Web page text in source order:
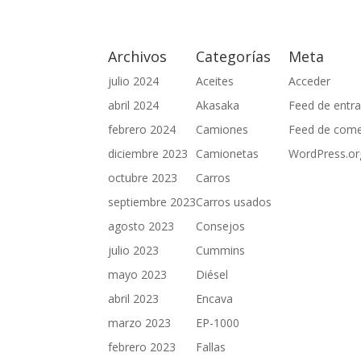
Archivos
julio 2024
abril 2024
febrero 2024
diciembre 2023
octubre 2023
septiembre 2023
agosto 2023
julio 2023
mayo 2023
abril 2023
marzo 2023
febrero 2023
Categorías
Aceites
Akasaka
Camiones
Camionetas
Carros
Carros usados
Consejos
Cummins
Diésel
Encava
EP-1000
Fallas
Meta
Acceder
Feed de
Feed de